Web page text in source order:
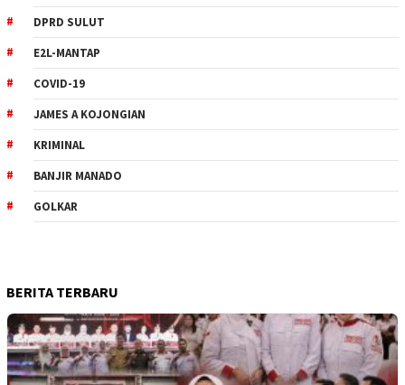
DPRD SULUT
E2L-MANTAP
COVID-19
JAMES A KOJONGIAN
KRIMINAL
BANJIR MANADO
GOLKAR
BERITA TERBARU